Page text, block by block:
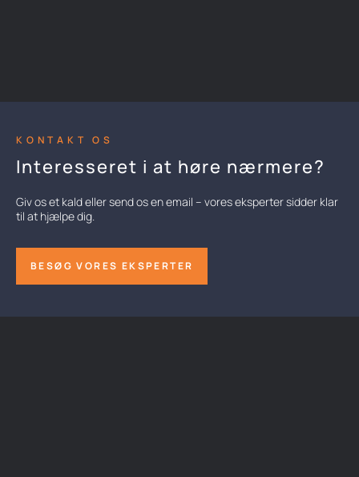
KONTAKT OS
Interesseret i at høre nærmere?
Giv os et kald eller send os en email – vores eksperter sidder klar
til at hjælpe dig.
BESØG VORES EKSPERTER